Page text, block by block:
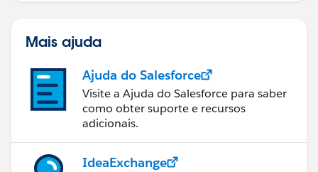
Mais ajuda
Ajuda do Salesforce
Visite a Ajuda do Salesforce para saber
como obter suporte e recursos
adicionais.
IdeaExchange